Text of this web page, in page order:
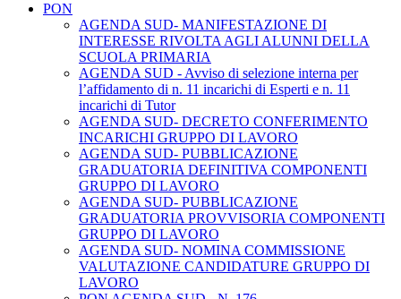
PON
AGENDA SUD- MANIFESTAZIONE DI
INTERESSE RIVOLTA AGLI ALUNNI DELLA
SCUOLA PRIMARIA
AGENDA SUD - Avviso di selezione interna per
l’affidamento di n. 11 incarichi di Esperti e n. 11
incarichi di Tutor
AGENDA SUD- DECRETO CONFERIMENTO
INCARICHI GRUPPO DI LAVORO
AGENDA SUD- PUBBLICAZIONE
GRADUATORIA DEFINITIVA COMPONENTI
GRUPPO DI LAVORO
AGENDA SUD- PUBBLICAZIONE
GRADUATORIA PROVVISORIA COMPONENTI
GRUPPO DI LAVORO
AGENDA SUD- NOMINA COMMISSIONE
VALUTAZIONE CANDIDATURE GRUPPO DI
LAVORO